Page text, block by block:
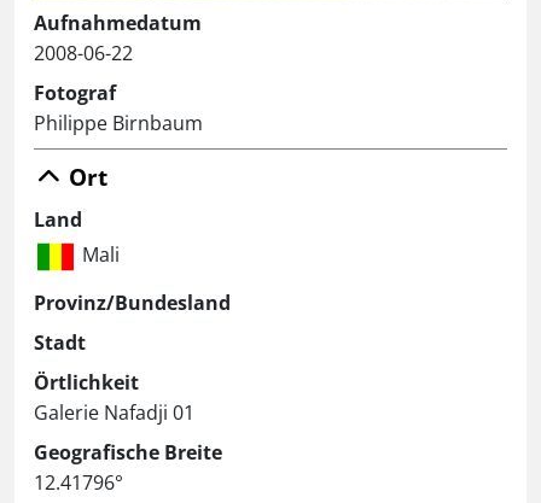
Aufnahmedatum
2008-06-22
Fotograf
Philippe Birnbaum
Ort
Land
Mali
Provinz/Bundesland
Stadt
Örtlichkeit
Galerie Nafadji 01
Geografische Breite
12.41796°